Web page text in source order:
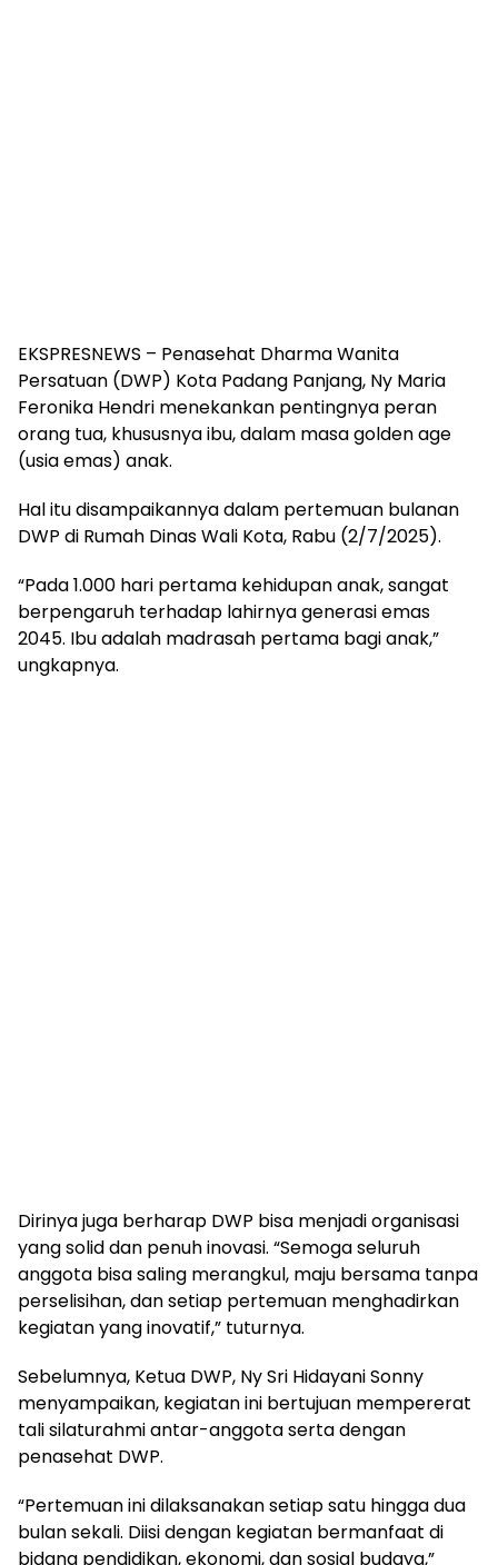
EKSPRESNEWS – Penasehat Dharma Wanita
Persatuan (DWP) Kota Padang Panjang, Ny Maria
Feronika Hendri menekankan pentingnya peran
orang tua, khususnya ibu, dalam masa golden age
(usia emas) anak.
Hal itu disampaikannya dalam pertemuan bulanan
DWP di Rumah Dinas Wali Kota, Rabu (2/7/2025).
“Pada 1.000 hari pertama kehidupan anak, sangat
berpengaruh terhadap lahirnya generasi emas
2045. Ibu adalah madrasah pertama bagi anak,”
ungkapnya.
Dirinya juga berharap DWP bisa menjadi organisasi
yang solid dan penuh inovasi. “Semoga seluruh
anggota bisa saling merangkul, maju bersama tanpa
perselisihan, dan setiap pertemuan menghadirkan
kegiatan yang inovatif,” tuturnya.
Sebelumnya, Ketua DWP, Ny Sri Hidayani Sonny
menyampaikan, kegiatan ini bertujuan mempererat
tali silaturahmi antar-anggota serta dengan
penasehat DWP.
“Pertemuan ini dilaksanakan setiap satu hingga dua
bulan sekali. Diisi dengan kegiatan bermanfaat di
bidang pendidikan, ekonomi, dan sosial budaya,”